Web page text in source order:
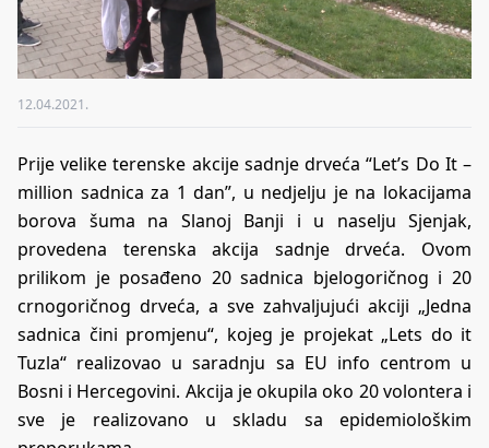
12.04.2021.
Prije velike terenske akcije sadnje drveća “Let’s Do It –
million sadnica za 1 dan”, u nedjelju je na lokacijama
borova šuma na Slanoj Banji i u naselju Sjenjak,
provedena terenska akcija sadnje drveća. Ovom
prilikom je posađeno 20 sadnica bjelogoričnog i 20
crnogoričnog drveća, a sve zahvaljujući akciji „Jedna
sadnica čini promjenu“, kojeg je projekat „Lets do it
Tuzla“ realizovao u saradnju sa EU info centrom u
Bosni i Hercegovini. Akcija je okupila oko 20 volontera i
sve je realizovano u skladu sa epidemiološkim